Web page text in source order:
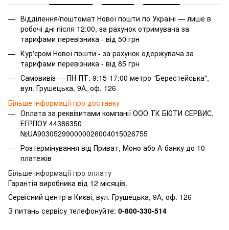
Відділення/поштомат Нової пошти по Україні — лише в
робочі дні після 12:00, за рахунок отримувача за
тарифами перевізника - від 50 грн
Кур'єром Нової пошти - за рахунок одержувача за
тарифами перевізника - від 85 грн
Самовивіз — ПН-ПТ: 9:15-17:00 метро "Берестейська",
вул. Грушецька, 9А, оф. 126
Більше інформації про доставку
Оплата за реквізитами компанії ООО ТК БЮТИ СЕРВИС,
ЕГРПОУ 44386350
№UA903052990000026004015026755
Розтермінування від Приват, Моно або А-банку до 10
платежів
Більше інформації про оплату
Гарантія виробника від 12 місяців.
Сервісний центр в Києві, вул. Грушецька, 9А, оф. 126
З питань сервісу телефонуйте: 0-800-330-514